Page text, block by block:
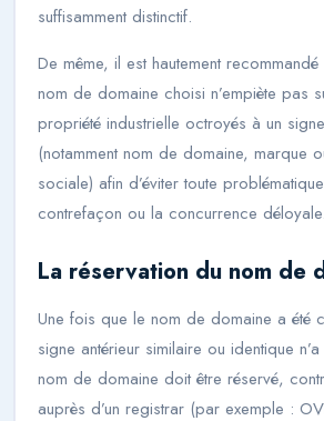
suffisamment distinctif.
De même, il est hautement
nom de domaine choisi n’empiète pas
propriété industrielle octroyés à un
(notamment nom de domaine, marque
sociale) afin d’éviter toute
contrefaçon ou la concurrence déloyale.
La réservation du nom de
Une fois que le nom de domaine a été
signe antérieur similaire ou identique
nom de domaine doit être réservé,
auprès d’un registrar (par exemple :